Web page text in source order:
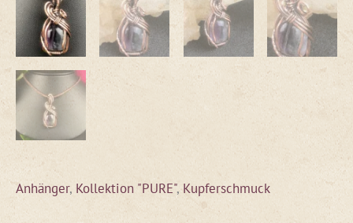
Anhänger, Kollektion "PURE",Kupferschmuck